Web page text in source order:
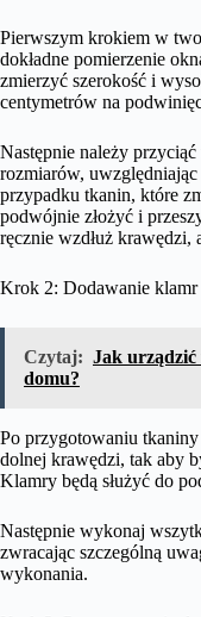
Pierwszym krokiem w
dokładne pomierzenie
zmierzyć szerokość i
centymetrów na
Następnie należy
rozmiarów,
przypadku tkanin, które
podwójnie złożyć i
ręcznie wzdłuż krawędzi,
Krok 2: Dodawanie
Czytaj: Jak urządzić
domu?
Po przygotowaniu
dolnej krawędzi, tak aby
Klamry będą służyć do
Następnie wykonaj
zwracając szczególną
wykonania.